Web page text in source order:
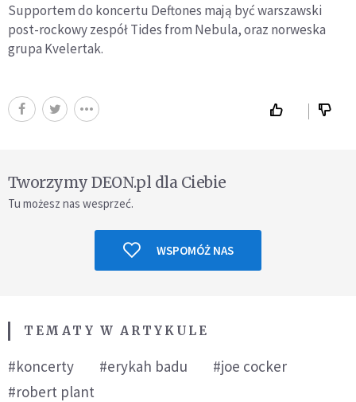
Supportem do koncertu Deftones mają być warszawski
post-rockowy zespół Tides from Nebula, oraz norweska
grupa Kvelertak.
Tworzymy DEON.pl dla Ciebie
Tu możesz nas wesprzeć.
WSPOMÓŻ NAS
TEMATY W ARTYKULE
#koncerty #erykah badu
#joe cocker
#robert plant